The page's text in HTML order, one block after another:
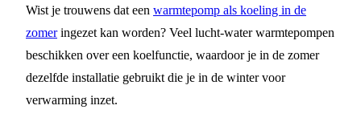
Wist je trouwens dat een warmtepomp als koeling in de
zomeringezet kan worden? Veel lucht-water warmtepompen
beschikken over een koelfunctie, waardoor je in de zomer
dezelfde installatie gebruikt die je in de winter voor
verwarming inzet.